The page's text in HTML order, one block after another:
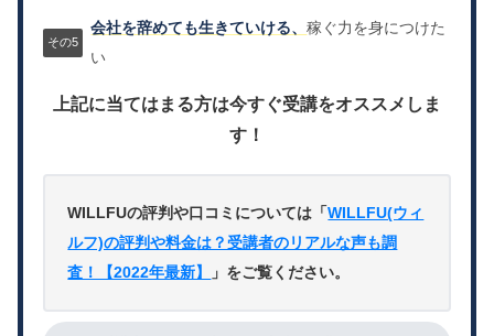
会社を辞めても生きていける、稼ぐ力を身につけた
い
上記に当てはまる方は今すぐ受講をオススメしま
す！
WILLFUの評判や口コミについては「WILLFU(ウィ
ルフ)の評判や料金は？受講者のリアルな声も調
査！【2022年最新】
」をご覧ください。